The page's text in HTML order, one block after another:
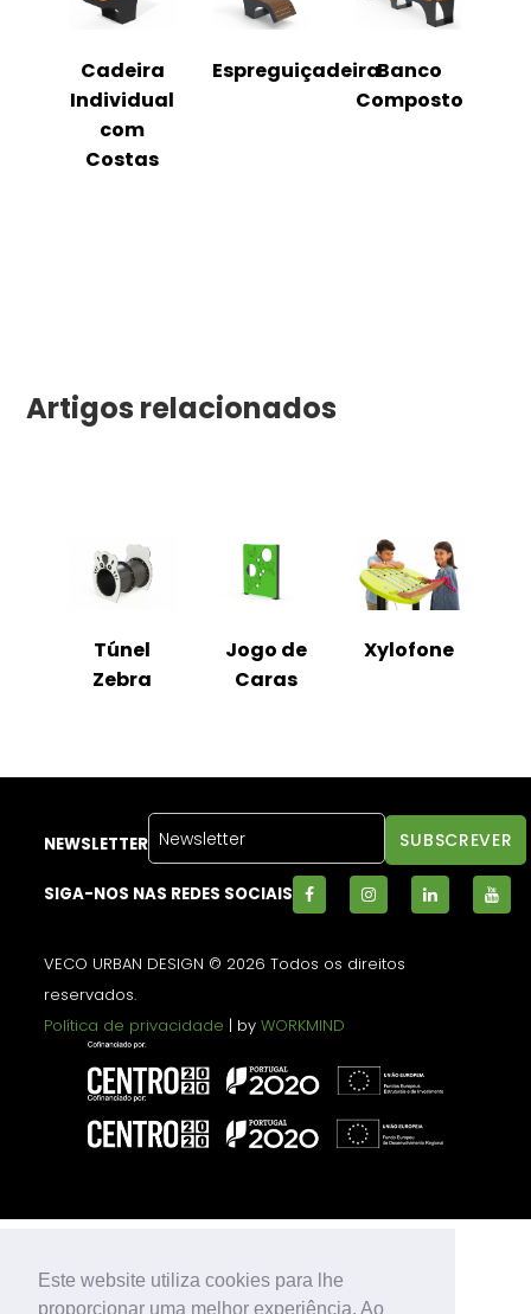
Este website utiliza cookies para lhe
proporcionar uma melhor experiência. Ao
Cadeira
Individual
com
Costas
EspreguiçadeiraBanco
Composto
Artigos relacionados
Túnel
Zebra
Jogo de
Caras
Xylofone
NEWSLETTER
SIGA-NOS NAS REDES SOCIAIS
VECO URBAN DESIGN © 2026 Todos os direitos
reservados.
Política de privacidade | byWORKMIND